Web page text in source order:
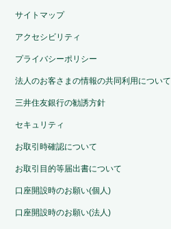
サイトマップ
アクセシビリティ
プライバシーポリシー
法人のお客さまの情報の共同利用について
三井住友銀行の勧誘方針
セキュリティ
お取引時確認について
お取引目的等届出書について
口座開設時のお願い(個人)
口座開設時のお願い(法人)